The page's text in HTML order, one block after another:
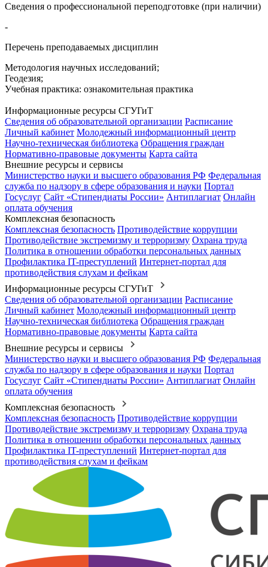
Сведения о профессиональной переподготовке (при наличии)
-
Перечень преподаваемых дисциплин
Методология научных исследований;
Геодезия;
Учебная практика: ознакомительная практика
Информационные ресурсы СГУГиТ
Сведения об образовательной организации Расписание
Личный кабинет Молодежный информационный центр
Научно-техническая библиотека Обращения граждан
Нормативно-правовые документы Карта сайта
Внешние ресурсы и сервисы
Министерство науки и высшего образования РФ Федеральная
служба по надзору в сфере образования и науки Портал
Госуслуг Сайт «Стипендиаты России» Антиплагиат Онлайн
оплата обучения
Комплексная безопасность
Комплексная безопасность Противодействие коррупции
Противодействие экстремизму и терроризму Охрана труда
Политика в отношении обработки персональных данных
Профилактика IT-преступлений Интернет-портал для
противодействия слухам и фейкам
Информационные ресурсы СГУГиТ
Сведения об образовательной организации Расписание
Личный кабинет Молодежный информационный центр
Научно-техническая библиотека Обращения граждан
Нормативно-правовые документы Карта сайта
Внешние ресурсы и сервисы
Министерство науки и высшего образования РФ Федеральная
служба по надзору в сфере образования и науки Портал
Госуслуг Сайт «Стипендиаты России» Антиплагиат Онлайн
оплата обучения
Комплексная безопасность
Комплексная безопасность Противодействие коррупции
Противодействие экстремизму и терроризму Охрана труда
Политика в отношении обработки персональных данных
Профилактика IT-преступлений Интернет-портал для
противодействия слухам и фейкам